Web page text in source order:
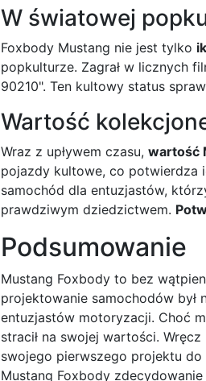
W światowej
Foxbody Mustang nie jest tylko
popkulturze. Zagrał w licznych
90210". Ten kultowy status
Wartość
Wraz z upływem czasu, wartość
pojazdy kultowe, co potwierdza
samochód dla entuzjastów,
prawdziwym dziedzictwem.
Podsumowanie
Mustang Foxbody to bez
projektowanie samochodów był
entuzjastów motoryzacji. Choć
stracił na swojej wartości.
swojego pierwszego projektu
Mustang Foxbody